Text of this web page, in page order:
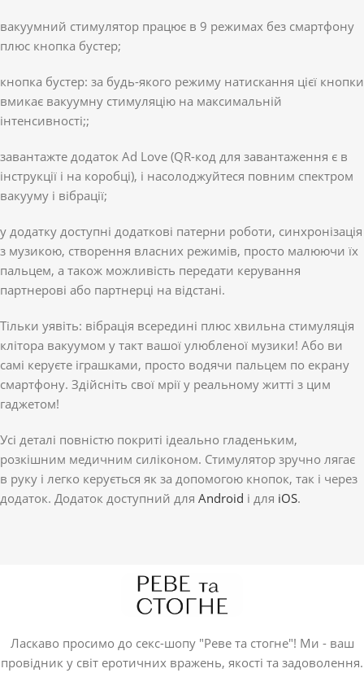
вакуумний стимулятор працює в 9 режимах без смартфону
плюс кнопка бустер;
кнопка бустер: за будь-якого режиму натискання цієї кнопки
вмикає вакуумну стимуляцію на максимальній
інтенсивності;;
завантажте додаток Ad Love (QR-код для завантаження є в
інструкції і на коробці), і насолоджуйтеся повним спектром
вакууму і вібрації;
у додатку доступні додаткові патерни роботи, синхронізація
з музикою, створення власних режимів, просто малюючи їх
пальцем, а також можливість передати керування
партнерові або партнерці на відстані.
Тільки уявіть: вібрація всередині плюс хвильна стимуляція
клітора вакуумом у такт вашої улюбленої музики! Або ви
самі керуєте іграшками, просто водячи пальцем по екрану
смартфону. Здійсніть свої мрії у реальному житті з цим
гаджетом!
Усі деталі повністю покриті ідеально гладеньким,
розкішним медичним силіконом. Стимулятор зручно лягає
в руку і легко керується як за допомогою кнопок, так і через
додаток. Додаток доступний для Android і для iOS.
Ласкаво просимо до секс-шопу "Реве та стогне"! Ми - ваш
провідник у світ еротичних вражень, якості та задоволення.